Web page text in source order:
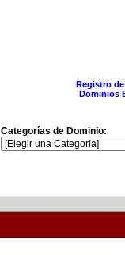
Registro
Dominios
Categorías de Dominio: